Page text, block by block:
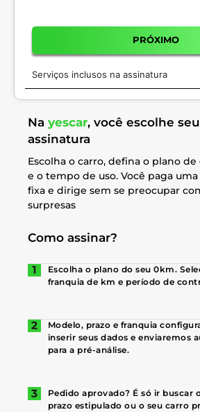
PRÓXIMO
Serviços inclusos na assinatura
Na yescar, você escolhe
assinatura
Escolha o carro, defina o plano
e o tempo de uso. Você paga
fixa e dirige sem se preocupar
surpresas
Como assinar?
Escolha o plano do seu 0km.
franquia de km e período de
Modelo, prazo e franquia
inserir seus dados e enviaremos
para a pré-análise.
Pedido aprovado? É só ir buscar
prazo estipulado ou o seu carro